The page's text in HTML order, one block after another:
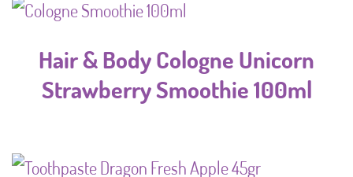
Hair & Body Cologne Unicorn
Strawberry Smoothie 100ml